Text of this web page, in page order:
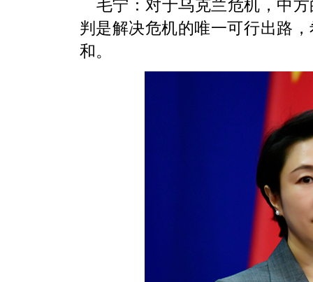
毛宁：对于乌克兰危机，中
判是解决危机的唯一可行出路
和。